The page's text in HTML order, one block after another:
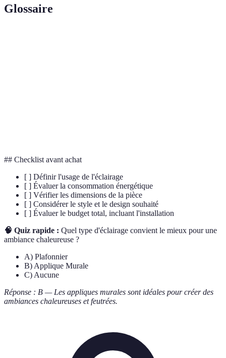
Glossaire
## Checklist avant achat
[ ] Définir l'usage de l'éclairage
[ ] Évaluer la consommation énergétique
[ ] Vérifier les dimensions de la pièce
[ ] Considérer le style et le design souhaité
[ ] Évaluer le budget total, incluant l'installation
🧠 Quiz rapide : Quel type d'éclairage convient le mieux pour une
ambiance chaleureuse ?
A) Plafonnier
B) Applique Murale
C) Aucune
Réponse : B — Les appliques murales sont idéales pour créer des
ambiances chaleureuses et feutrées.